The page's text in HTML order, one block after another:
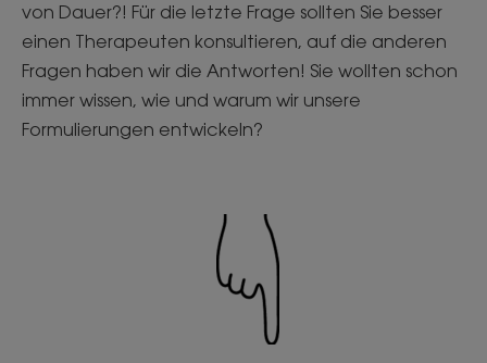
von Dauer?! Für die letzte Frage sollten Sie besser
einen Therapeuten konsultieren, auf die anderen
Fragen haben wir die Antworten! Sie wollten schon
immer wissen, wie und warum wir unsere
Formulierungen entwickeln?